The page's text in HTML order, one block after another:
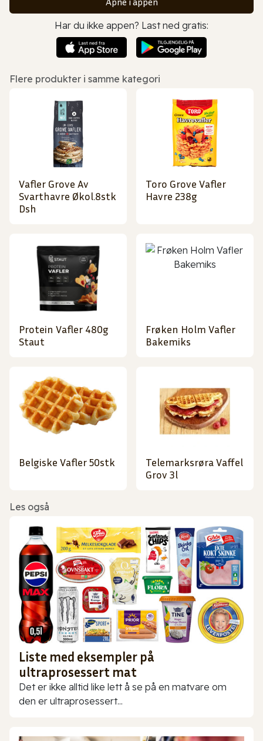
Har du ikke appen? Last ned gratis:
Flere produkter i samme kategori
Vafler Grove Av
Svarthavre Økol.8stk
Dsh
Toro Grove Vafler
Havre 238g
Protein Vafler 480g
Staut
Frøken Holm Vafler
Bakemiks
Belgiske Vafler 50stk
Telemarksrøra Vaffel
Grov 3l
Les også
Liste med eksempler på
ultraprosessert mat
Det er ikke alltid like lett å se på en matvare om
den er ultraprosessert...